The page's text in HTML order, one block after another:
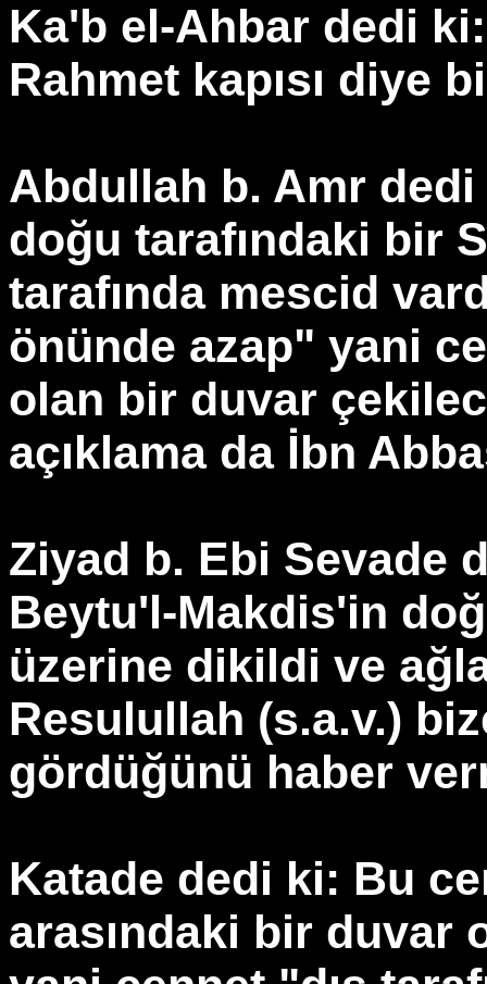
Ka'b el-Ahbar dedi
Rahmet kapısı diye
Abdullah b. Amr
doğu tarafındaki bir
tarafında mescid
önünde azap" yani
olan bir duvar
açıklama da İbn
Ziyad b. Ebi Sevade
Beytu'l-Makdis'in
üzerine dikildi ve
Resulullah (s.a.v.)
gördüğünü haber
Katade dedi ki: Bu
arasındaki bir duvar